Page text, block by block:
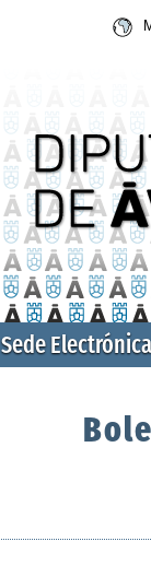
Sede Electrónica